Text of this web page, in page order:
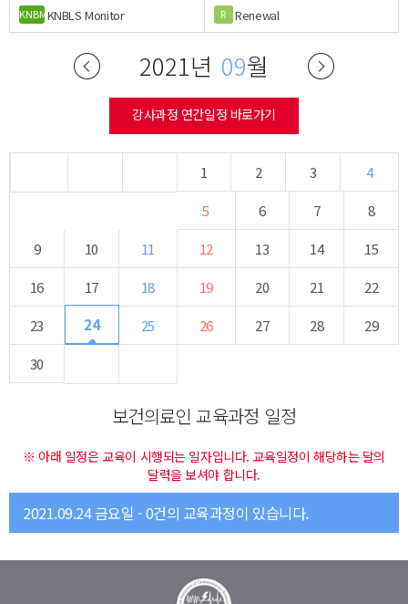
KNBMKNBLS Monitor R Renewal
2021년 09월
강사과정 연간일정 바로가기
1 2 3
4
5
6 7
8
9
10 11 12 13 14
15
16
17 18 19 20 21
22
23
24 25 26 27 28
29
30
보건의료인 교육과정 일정
※ 아래 일정은 교육이 시행되는 일자입니다. 교육일정이 해당하는 달의
달력을 보셔야 합니다.
2021.09.24 금요일 - 0건의 교육과정이 있습니다.